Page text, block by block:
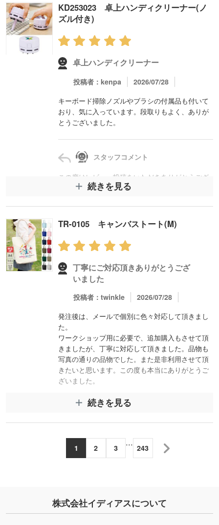
この度はレビュー投稿をいただきありがとうござ
います。マグネット式フラットペンは、複雑なデ
ザインで他社では対応が難しかったとのことです
が、完全データでご入稿いただけたことでスムー
ズに進行でき、仕上がりにもご満足いただけたと
のことで大変嬉しく存じます。厚紙への記入がし
づらかった点についてはご期待に沿えず申し訳ご
ざいませんが、イベント配布用としてお役に立て
よう丁寧に対応してまいります。
KD253023 卓上ハンディクリーナー(ノ
ズル付き)
卓上ハンディクリーナー
投稿者：kenpa
2026/07/28
キーボード掃除ノズルやブラシの付属品も付いて
おり、気に入っています。段取りもよく、ありが
とうございました。
スタッフコメント
この度はレビュー投稿をいただきありがとうござ
います。卓上ハンディクリーナー（ノズル付き）
だけたことでスムーズに進行でき、ご希望日にお
届けすることができました。付属品も含め商品を
気に入っていただけたとのことで大変嬉しく存じ
ます。次回も安心してお任せいただけるよう丁寧
に対応してまいります。
続きを見る
TR-0105 キャンバストート(M)
丁寧にご対応頂きありがとうござ
いました
投稿者：twinkle
2026/07/28
発注後は、メールで個別に色々対応して頂きまし
た。
ワークショップ用に必要で、追加購入もさせて頂
きましたが、丁寧に対応して頂きました。品物も
写真の通りの品物でした。また是非利用させて頂
きたいと思います。この度も本当にありがとうご
ざいました。
います。
キャンバストート(M)では、ご希望の本体色が欠品
ワークショップ用としてお役に立てたとのことで
安心しております。
続きを見る
1 2 3
...
243
株式会社イディアスについて